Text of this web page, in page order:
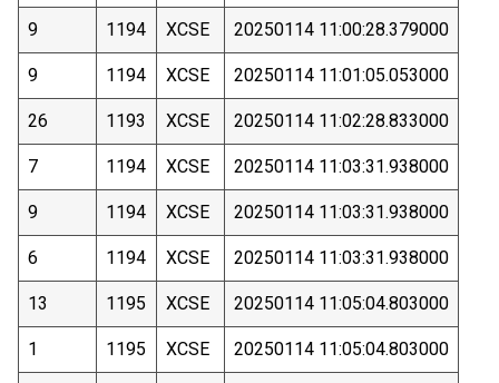
9 1194 XCSE 20250114 11:00:28.379000
9 1194 XCSE 20250114 11:01:05.053000
26 1193 XCSE 20250114 11:02:28.833000
7 1194 XCSE 20250114 11:03:31.938000
9 1194 XCSE 20250114 11:03:31.938000
6 1194 XCSE 20250114 11:03:31.938000
13 1195 XCSE 20250114 11:05:04.803000
1 1195 XCSE 20250114 11:05:04.803000